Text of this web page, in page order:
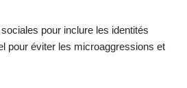
pour inclure les identités
pour éviter les microaggressions et